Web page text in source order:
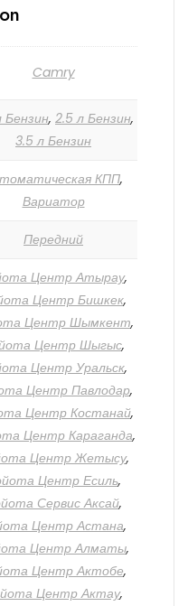
Camry
Бензин, 2.5 л Бензин,
3.5 л Бензин
КПП,
Вариатор
Передний
Центр Атырау,
Центр Бишкек,
Центр Шымкент,
Центр Шыгыс,
Центр Уральск,
Центр Павлодар,
Центр Костанай,
Центр Караганда,
Центр Жетысу,
Центр Есиль,
Сервис Аксай,
Центр Астана,
Центр Алматы,
Центр Актобе,
Центр Актау,